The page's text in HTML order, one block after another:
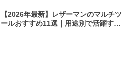
【2026年最新】レザーマンのマルチツ
ールおすすめ11選｜用途別で活躍する